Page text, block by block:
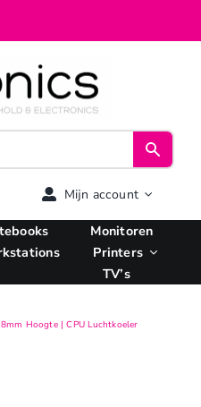
Mijn account
Monitoren
Printers
TV’s
Hoogte | CPU Luchtkoeler